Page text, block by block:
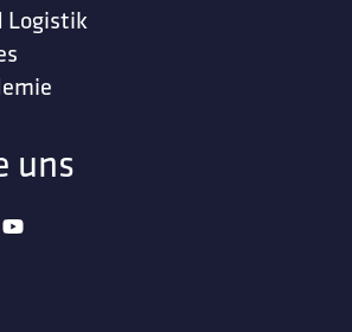
Logistik
uns